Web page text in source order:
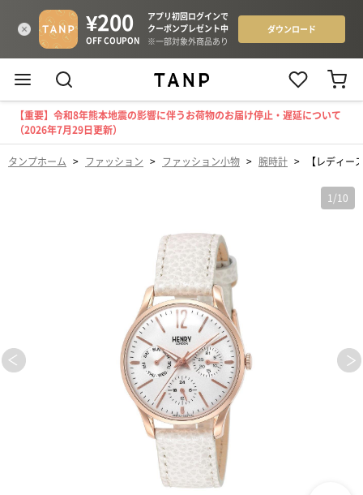
【重要】令和8年熊本地震の影響に伴うお荷物のお届け停止・遅延について
（2026年7月29日更新）
タンプホーム > ファッション > ファッション小物 > 腕時計 > 【レディ
1 /10